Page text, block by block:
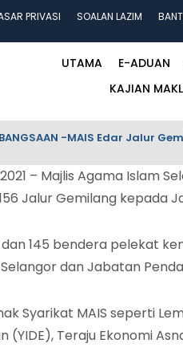
PRIVASI SOALAN LAZIM
UTAMA E-ADUAN
KAJIAN
KEBANGSAAN -MAIS Edar
– Majlis Agama Islam
Jalur Gemilang kepada
145 bendera pelekat
dan Jabatan
Syarikat MAIS seperti
Teraju Ekonomi